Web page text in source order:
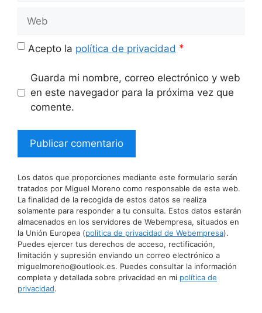
Web
Acepto la política de privacidad *
Guarda mi nombre, correo electrónico y web
en este navegador para la próxima vez que
comente.
Los datos que proporciones mediante este formulario serán
tratados por Miguel Moreno como responsable de esta web.
La finalidad de la recogida de estos datos se realiza
solamente para responder a tu consulta. Estos datos estarán
almacenados en los servidores de Webempresa, situados en
la Unión Europea (política de privacidad de Webempresa).
Puedes ejercer tus derechos de acceso, rectificación,
limitación y supresión enviando un correo electrónico a
miguelmoreno@outlook.es. Puedes consultar la información
completa y detallada sobre privacidad en mi política de
privacidad.